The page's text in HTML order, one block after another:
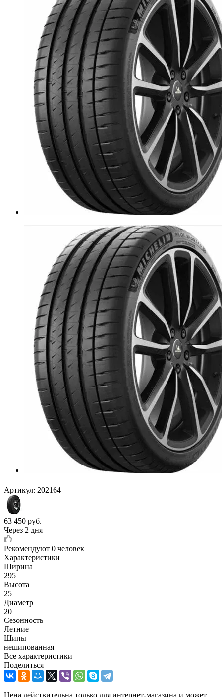
Артикул: 202164
63 450 руб.
Через 2 дня
Рекомендуют 0 человек
Характеристики
Ширина
295
Высота
25
Диаметр
20
Сезонность
Летние
Шипы
нешипованная
Все характеристики
Поделиться
Цена действительна только для интернет-магазина и может